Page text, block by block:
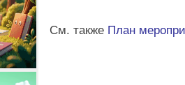
См. также План